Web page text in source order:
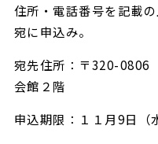
住所・電話番号を記載
宛に申込み。
宛先住所：〒320-
会館２階
申込期限：１１月9日（